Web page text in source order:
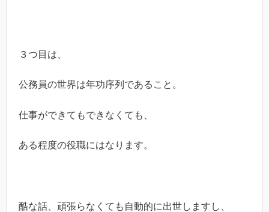
３つ目は、
公務員の世界は年功序列であること。
仕事ができてもできなくても、
ある程度の役職にはなります。
酷な話、頑張らなくても自動的に出世しますし、